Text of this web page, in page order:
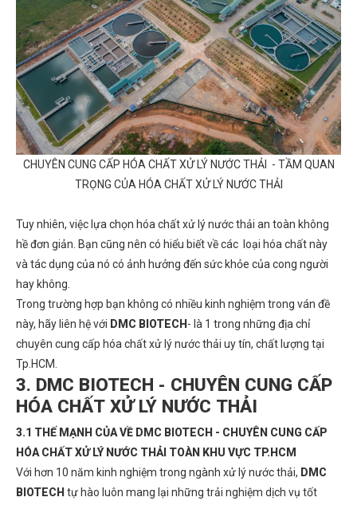
CHUYÊN CUNG CẤP HÓA CHẤT XỬ LÝ NƯỚC THẢI - TẦM QUAN
TRỌNG CỦA HÓA CHẤT XỬ LÝ NƯỚC THẢI
Tuy nhiên, việc lựa chọn hóa chất xử lý nước thải an toàn không
hề đơn giản. Bạn cũng nên có hiểu biết về các loại hóa chất này
và tác dụng của nó có ảnh hưởng đến sức khỏe của cong người
hay không.
Trong trường hợp bạn không có nhiều kinh nghiệm trong ván đề
này, hãy liên hệ với DMC BIOTECH - là 1 trong những địa chỉ
chuyên cung cấp hóa chất xử lý nước thải uy tín, chất lượng tại
Tp.HCM.
3. DMC BIOTECH - CHUYÊN CUNG CẤP
HÓA CHẤT XỬ LÝ NƯỚC THẢI
3.1 THẾ MẠNH CỦA VỀ DMC BIOTECH - CHUYÊN CUNG CẤP
HÓA CHẤT XỬ LÝ NƯỚC THẢI TOÀN KHU VỰC TP.HCM
Với hơn 10 năm kinh nghiệm trong ngành xử lý nước thải, DMC
BIOTECH tự hào luôn mang lại những trải nghiệm dịch vụ tốt